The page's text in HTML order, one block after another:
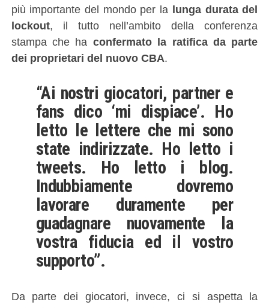
più importante del mondo per la lunga durata del
lockout, il tutto nell’ambito della conferenza
stampa che ha confermato la ratifica da parte
dei proprietari del nuovo CBA.
“Ai nostri giocatori, partner e
fans dico ‘mi dispiace’. Ho
letto le lettere che mi sono
state indirizzate. Ho letto i
tweets. Ho letto i blog.
Indubbiamente dovremo
lavorare duramente per
guadagnare nuovamente la
vostra fiducia ed il vostro
supporto”.
Da parte dei giocatori, invece, ci si aspetta la